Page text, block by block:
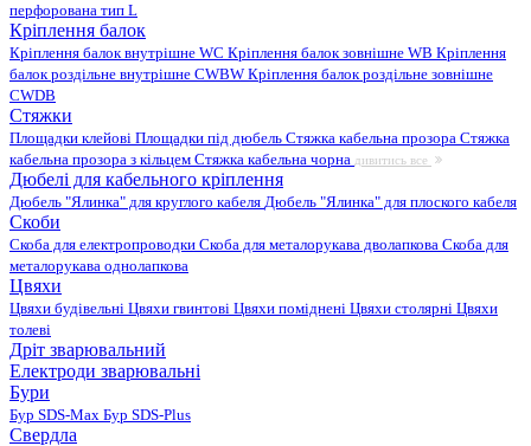
перфорована тип L
Кріплення балок
Кріплення балок внутрішне WC Кріплення балок зовнішне WB Кріплення
балок роздільне внутрішне CWBW Кріплення балок роздільне зовнішне
CWDB
Стяжки
Площадки клейові Площадки під дюбель Стяжка кабельна прозора Стяжка
кабельна прозора з кільцем Стяжка кабельна чорна дивитись все
Дюбелі для кабельного кріплення
Дюбель "Ялинка" для круглого кабеля Дюбель "Ялинка" для плоского кабеля
Скоби
Скоба для електропроводки Скоба для металорукава дволапкова Скоба для
металорукава однолапкова
Цвяхи
Цвяхи будівельні Цвяхи гвинтові Цвяхи поміднені Цвяхи столярні Цвяхи
толеві
Дріт зварювальний
Електроди зварювальні
Бури
Бур SDS-Max Бур SDS-Plus
Свердла